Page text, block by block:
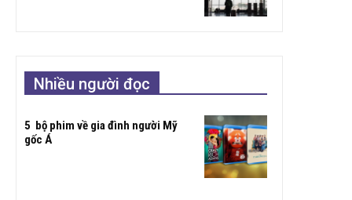
Nhiều người đọc
5 bộ phim về gia đình người Mỹ
gốc Á